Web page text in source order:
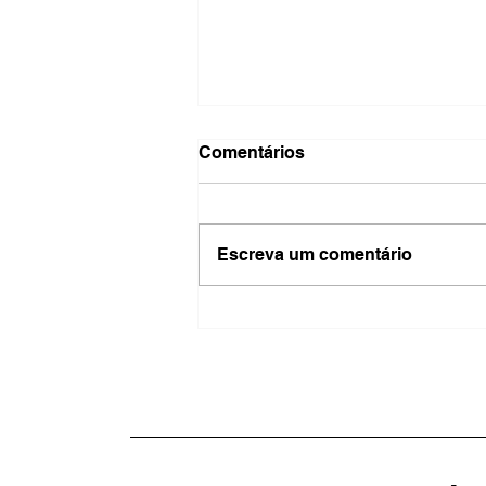
Comentários
Escreva um comentário